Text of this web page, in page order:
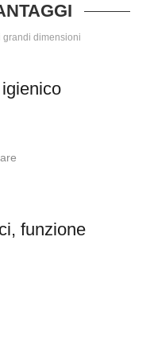
grandi dimensioni
funzione